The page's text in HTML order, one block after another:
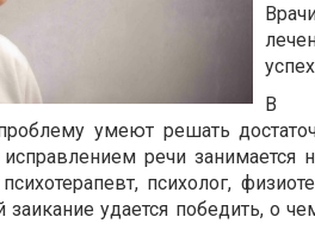
В
умеют решать
речи занимается
психолог,
удается победить, о